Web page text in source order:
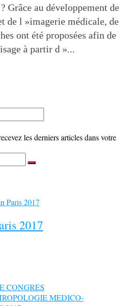
Grâce au développement de
de l »imagerie médicale, de
ont été proposées afin de
à partir d »...
les derniers articles dans votre
2017